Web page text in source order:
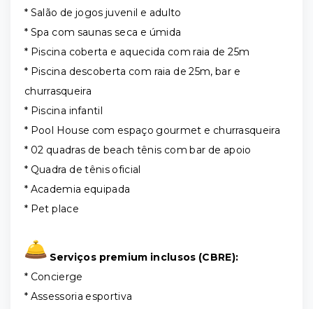
* Salão de jogos juvenil e adulto
* Spa com saunas seca e úmida
* Piscina coberta e aquecida com raia de 25m
* Piscina descoberta com raia de 25m, bar e
churrasqueira
* Piscina infantil
* Pool House com espaço gourmet e churrasqueira
* 02 quadras de beach tênis com bar de apoio
* Quadra de tênis oficial
* Academia equipada
* Pet place
Serviços premium inclusos (CBRE):
* Concierge
* Assessoria esportiva